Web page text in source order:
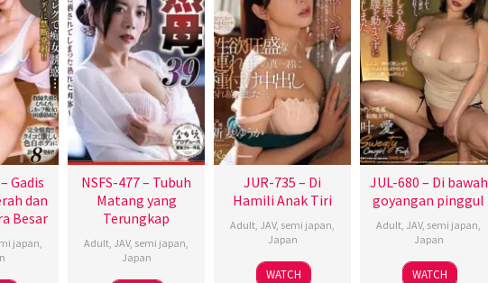
Gadis
dan
Besar
japan
NSFS-477 – Tubuh
Matang yang
Terungkap
Adult JAV, semi japan
Japan
JUR-735 – Di
Hamili Anak Tiri
Adult JAV, semi japan
Japan
WATCH
JUL-680 – Di bawah
goyangan pinggul
Adult JAV, semi japan
Japan
WATCH